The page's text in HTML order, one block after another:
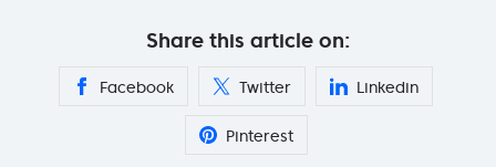
Share this article on:
Facebook Twitter Linkedin
Pinterest